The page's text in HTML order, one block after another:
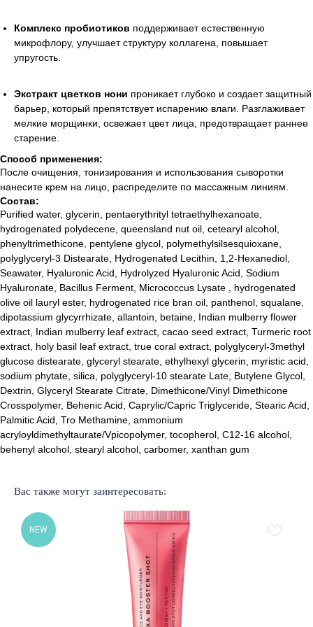
Комплекс пробиотиков поддерживает естественную
микрофлору, улучшает структуру коллагена, повышает
упругость.
Экстракт цветков нони проникает глубоко и создает защитный
барьер, который препятствует испарению влаги. Разглаживает
мелкие морщинки, освежает цвет лица, предотвращает раннее
старение.
Способ применения:
После очищения, тонизирования и использования сыворотки
нанесите крем на лицо, распределите по массажным линиям.
Состав:
Purified water, glycerin, pentaerythrityl tetraethylhexanoate,
hydrogenated polydecene, queensland nut oil, cetearyl alcohol,
phenyltrimethicone, pentylene glycol, polymethylsilsesquioxane,
polyglyceryl-3 Distearate, Hydrogenated Lecithin, 1,2-Hexanediol,
Seawater, Hyaluronic Acid, Hydrolyzed Hyaluronic Acid, Sodium
Hyaluronate, Bacillus Ferment, Micrococcus Lysate , hydrogenated
olive oil lauryl ester, hydrogenated rice bran oil, panthenol, squalane,
dipotassium glycyrrhizate, allantoin, betaine, Indian mulberry flower
extract, Indian mulberry leaf extract, cacao seed extract, Turmeric root
extract, holy basil leaf extract, true coral extract, polyglyceryl-3methyl
glucose distearate, glyceryl stearate, ethylhexyl glycerin, myristic acid,
sodium phytate, silica, polyglyceryl-10 stearate Late, Butylene Glycol,
Dextrin, Glyceryl Stearate Citrate, Dimethicone/Vinyl Dimethicone
Crosspolymer, Behenic Acid, Caprylic/Capric Triglyceride, Stearic Acid,
Palmitic Acid, Tro Methamine, ammonium
acryloyldimethyltaurate/Vpicopolymer, tocopherol, C12-16 alcohol,
behenyl alcohol, stearyl alcohol, carbomer, xanthan gum
Вас также могут заинтересовать:
NEW
Доставка и оплата
Обмен и возврат
Публичная оферта
Бренды
Уход за телом
Новинки
% SALE
Лучшие бренды корейской
и европейской косметики
Подобрать уход